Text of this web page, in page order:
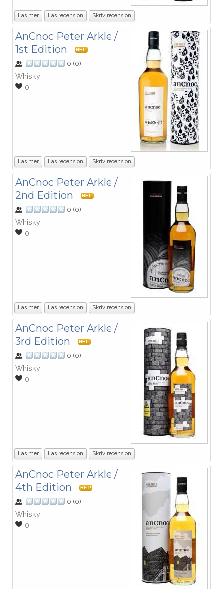
Läs mer Läs recension Skriv recension
AnCnoc Peter Arkle /
1st Edition
HET!
0 (0)
Whisky
0
Läs mer Läs recension Skriv recension
AnCnoc Peter Arkle /
2nd Edition
HET!
0 (0)
Whisky
0
Läs mer Läs recension Skriv recension
AnCnoc Peter Arkle /
3rd Edition
HET!
0 (0)
Whisky
0
Läs mer Läs recension Skriv recension
AnCnoc Peter Arkle /
4th Edition
HET!
0 (0)
Whisky
0